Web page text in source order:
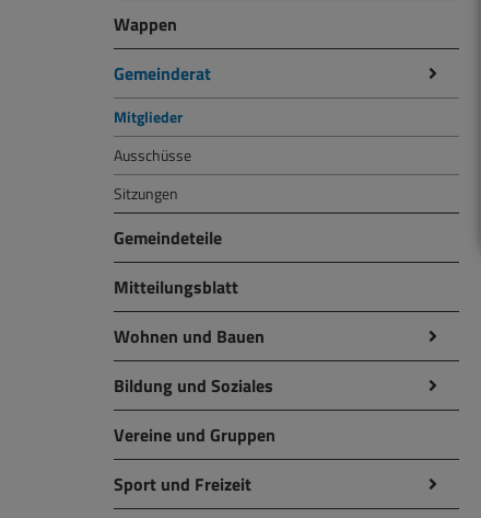
Wappen
Gemeinderat
Mitglieder
Ausschüsse
Sitzungen
Gemeindeteile
Mitteilungsblatt
Wohnen und Bauen
Bildung und Soziales
Vereine und Gruppen
Sport und Freizeit